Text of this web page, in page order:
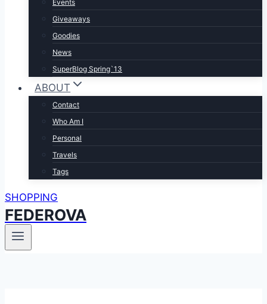
Events
Giveaways
Goodies
News
SuperBlog Spring`13
ABOUT
Contact
Who Am I
Personal
Travels
Tags
SHOPPING
FEDEROVA